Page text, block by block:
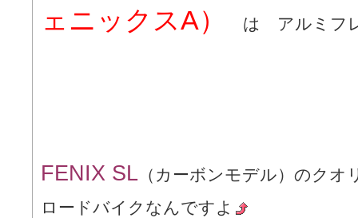
ェニックスA） は アルミフ
FENIX SL （カーボンモデル）のク
ロードバイクなんですよ